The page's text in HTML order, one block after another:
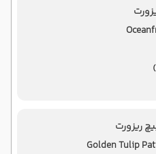
ریزورت
Golden Tulip